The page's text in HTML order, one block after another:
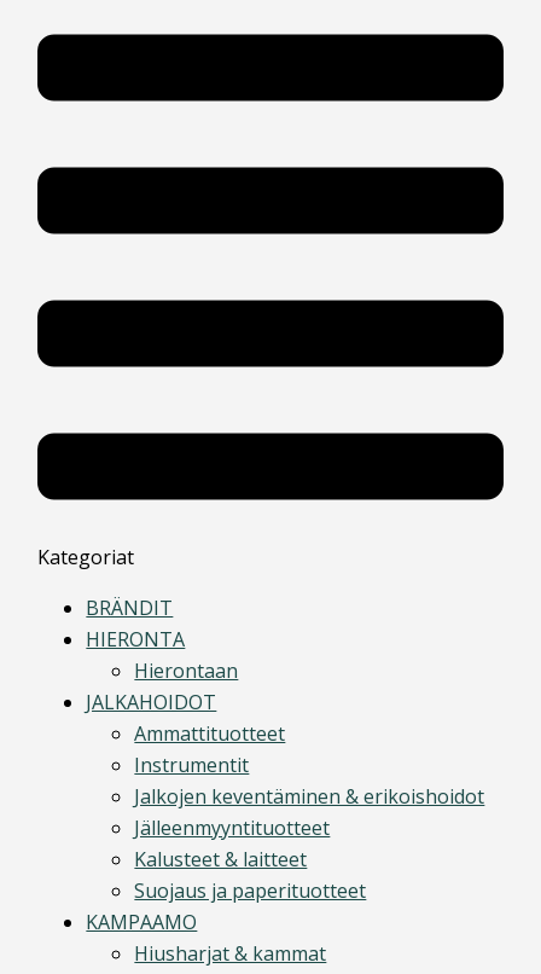
Kategoriat
BRÄNDIT
HIERONTA
Hierontaan
JALKAHOIDOT
Ammattituotteet
Instrumentit
Jalkojen keventäminen & erikoishoidot
Jälleenmyyntituotteet
Kalusteet & laitteet
Suojaus ja paperituotteet
KAMPAAMO
Hiusharjat & kammat